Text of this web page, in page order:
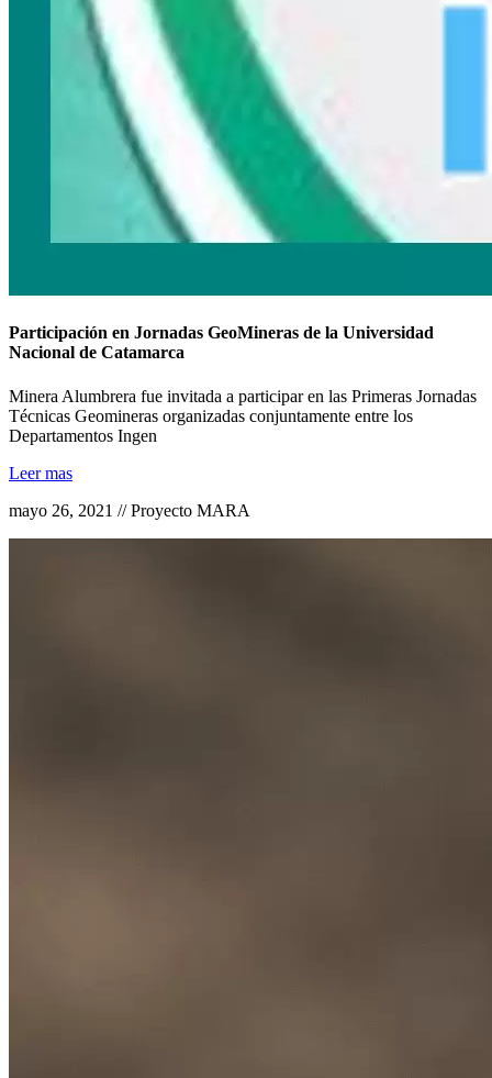
Participación en Jornadas GeoMineras de la Universidad
Nacional de Catamarca
Minera Alumbrera fue invitada a participar en las Primeras Jornadas
Técnicas Geomineras organizadas conjuntamente entre los
Departamentos Ingen
Leer mas
mayo 26, 2021 // Proyecto MARA